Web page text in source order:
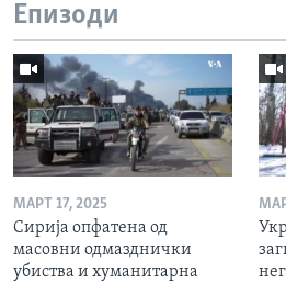
Епизоди
МАРТ 17, 2025
Сирија опфатена од
масовни одмазднички
убиства и хуманитарна